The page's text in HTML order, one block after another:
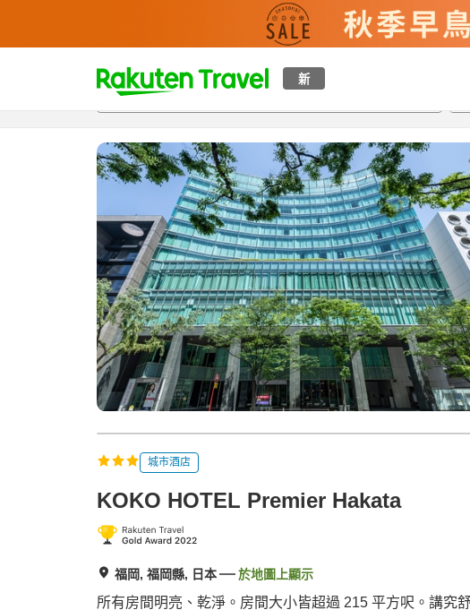
新
t
p
a
g
e
s
a
r
c
h
概覽房間及住宿方案 評價特色設施
城市酒店
KOKO HOTEL Premier Hakata
福岡, 福岡縣, 日本 於地圖上顯示
所有房間明亮、乾淨。房間大小皆超過 215 平方呎。講究